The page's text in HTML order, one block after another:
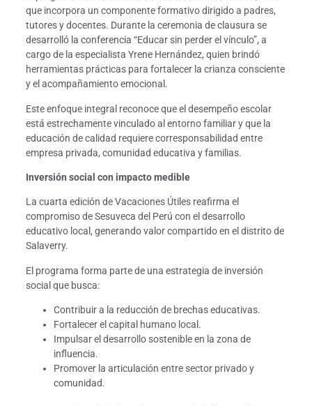
que incorpora un componente formativo dirigido a padres,
tutores y docentes. Durante la ceremonia de clausura se
desarrolló la conferencia “Educar sin perder el vínculo”, a
cargo de la especialista Yrene Hernández, quien brindó
herramientas prácticas para fortalecer la crianza consciente
y el acompañamiento emocional.
Este enfoque integral reconoce que el desempeño escolar
está estrechamente vinculado al entorno familiar y que la
educación de calidad requiere corresponsabilidad entre
empresa privada, comunidad educativa y familias.
Inversión social con impacto medible
La cuarta edición de Vacaciones Útiles reafirma el
compromiso de Sesuveca del Perú con el desarrollo
educativo local, generando valor compartido en el distrito de
Salaverry.
El programa forma parte de una estrategia de inversión
social que busca:
Contribuir a la reducción de brechas educativas.
Fortalecer el capital humano local.
Impulsar el desarrollo sostenible en la zona de
influencia.
Promover la articulación entre sector privado y
comunidad.